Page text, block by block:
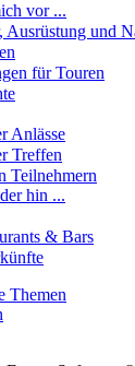
vor ...
und
für Touren
Anlässe
Treffen
Teilnehmern
hin ...
& Bars
Themen